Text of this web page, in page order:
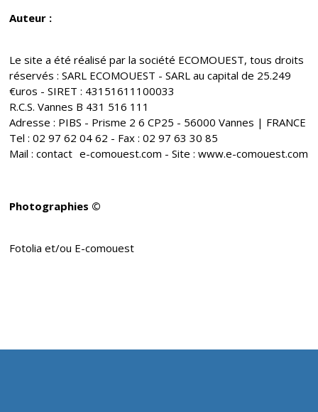
Auteur :
Le site a été réalisé par la société ECOMOUEST, tous droits
réservés : SARL ECOMOUEST - SARL au capital de 25.249
€uros - SIRET : 43151611100033
R.C.S. Vannes B 431 516 111
Adresse : PIBS - Prisme 2 6 CP25 - 56000 Vannes | FRANCE
Tel : 02 97 62 04 62 - Fax : 02 97 63 30 85
Mail : contact e-comouest.com - Site : www.e-comouest.com
Photographies ©
Fotolia et/ou E-comouest